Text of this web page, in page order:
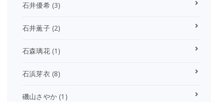
石井優希(3)
石井薫子(2)
石森璃花(1)
石浜芽衣 (8)
磯山さやか (1)